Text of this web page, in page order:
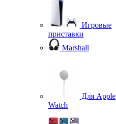
Игровые
приставки
Marshall
Для Apple
Watch